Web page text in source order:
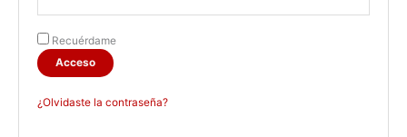
Recuérdame
Acceso
¿Olvidaste la contraseña?